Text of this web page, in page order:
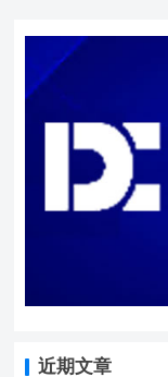
近期文章